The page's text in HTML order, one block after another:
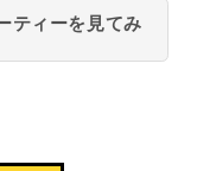
ティーを見てみ